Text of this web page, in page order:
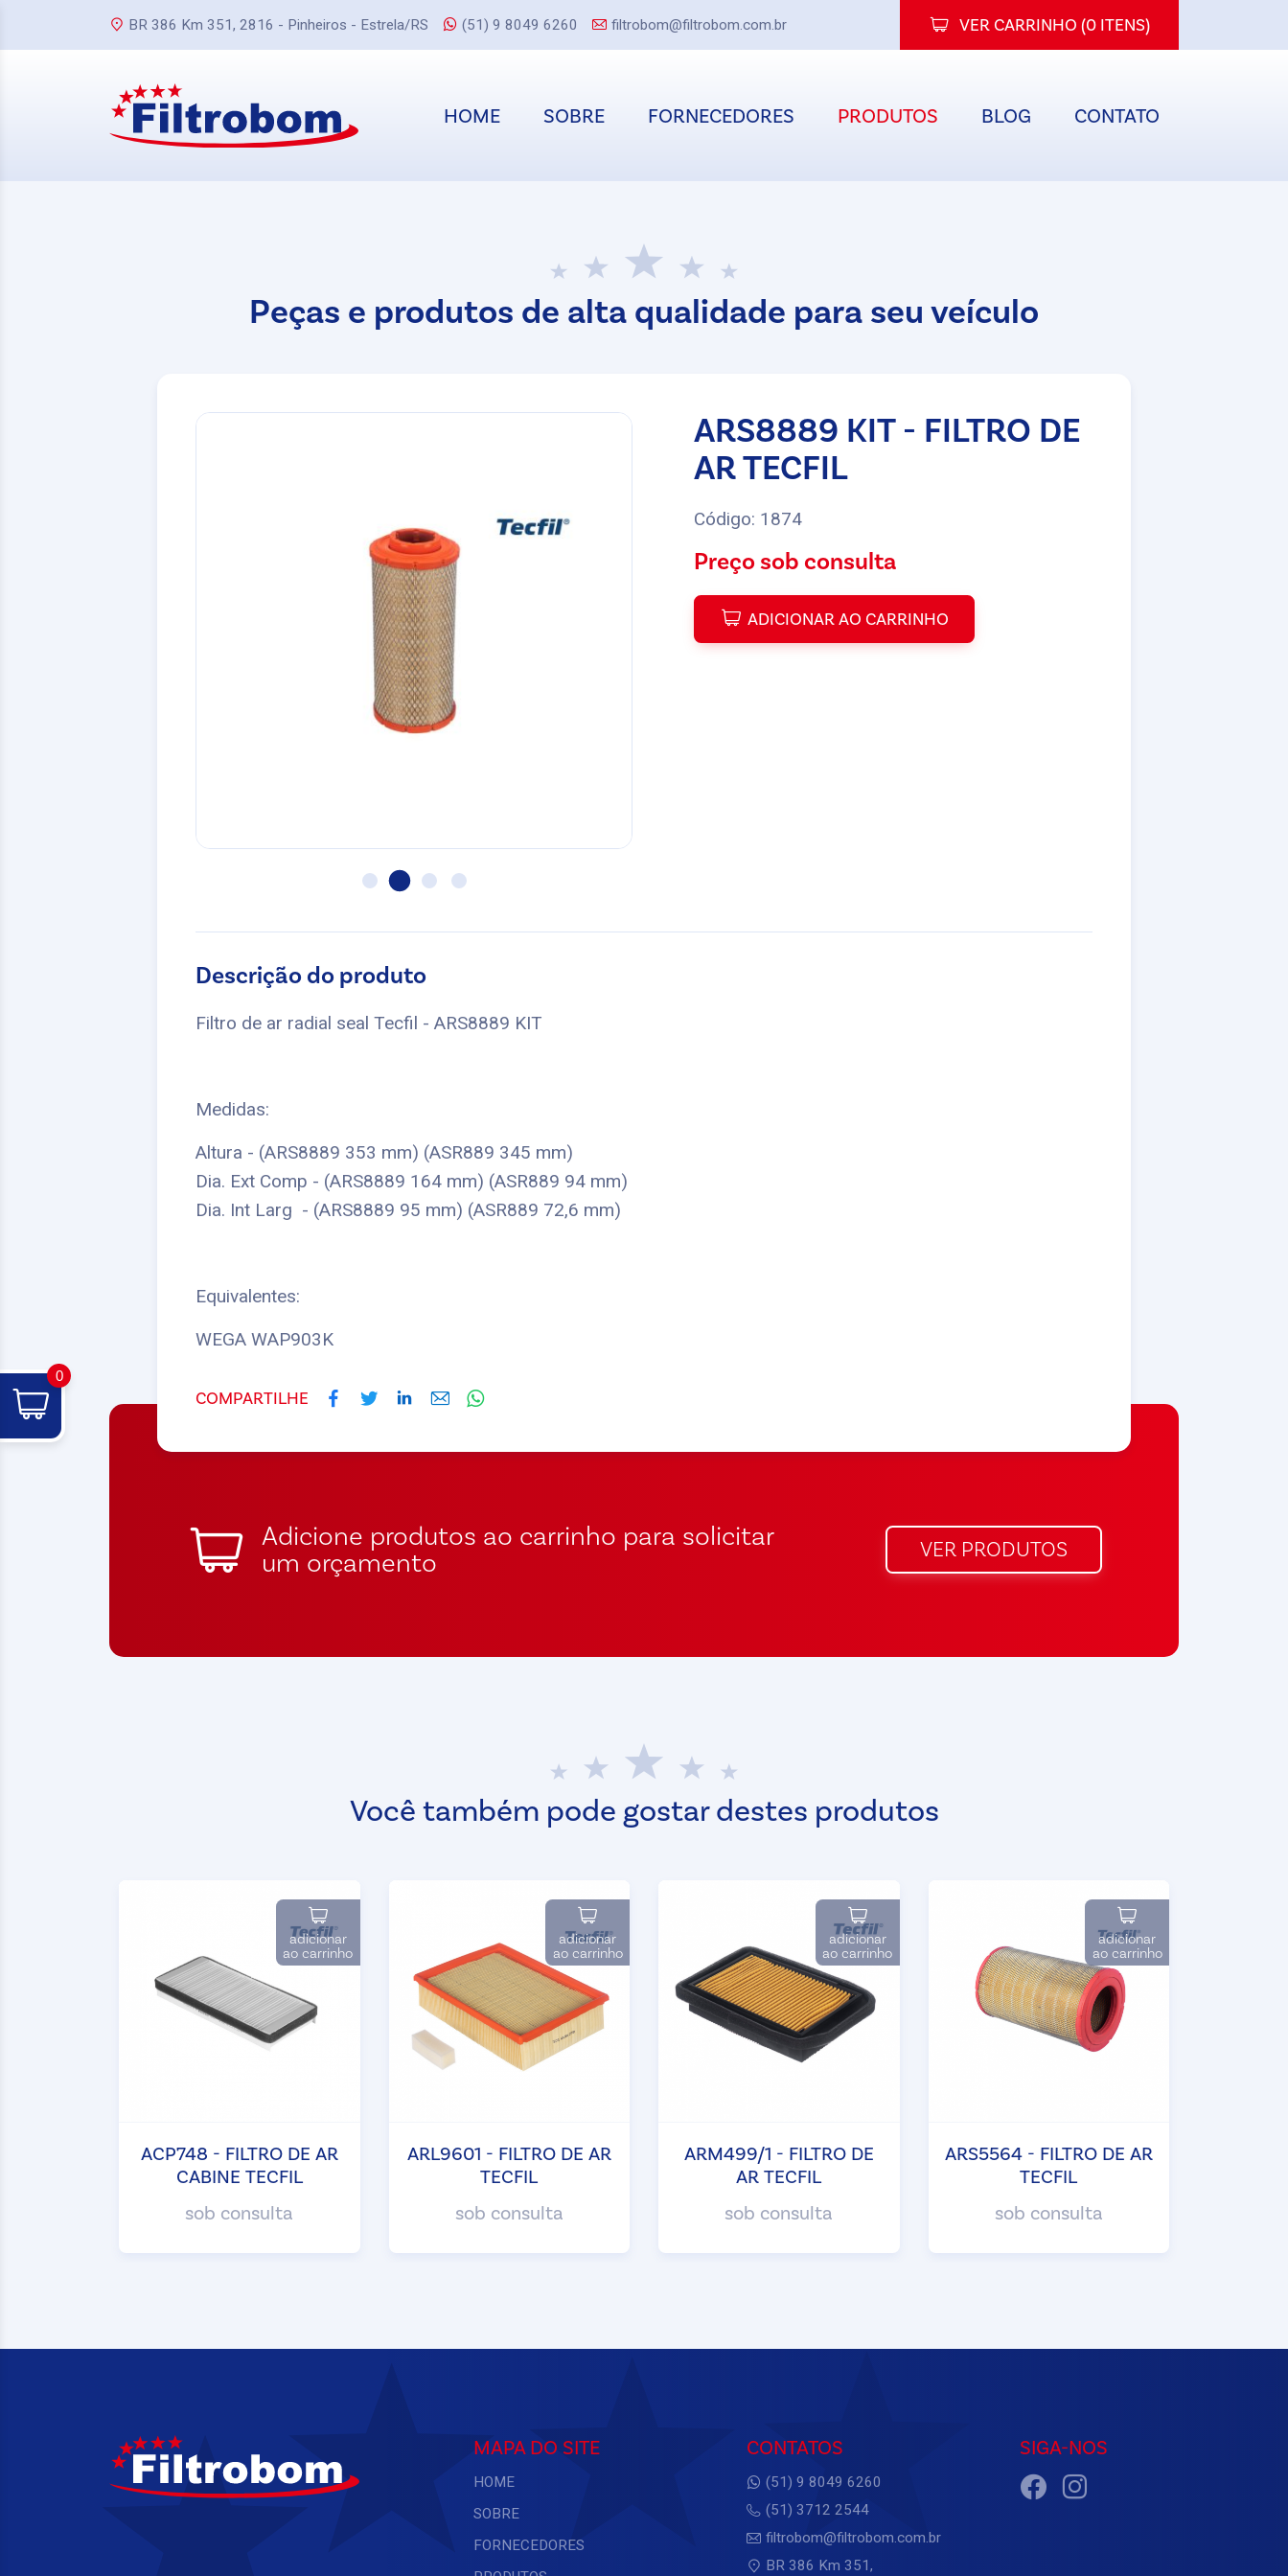
BR 386 Km 351, 2816 - Pinheiros - Estrela/RS (51) 9 8049 6260 filtrobom@filtrobom.com.br VER CARRINHO (0 ITENS)
HOME SOBRE FORNECEDORES PRODUTOS BLOG CONTATO
Peças e produtos de alta qualidade para seu veículo
ARS8889 KIT - FILTRO DE
AR TECFIL
Código: 1874
Preço sob consulta
ADICIONAR AO CARRINHO
Descrição do produto
Filtro de ar radial seal Tecfil - ARS8889 KIT
Medidas:
Altura - (ARS8889 353 mm) (ASR889 345 mm)
Dia. Ext Comp - (ARS8889 164 mm) (ASR889 94 mm)
Dia. Int Larg - (ARS8889 95 mm) (ASR889 72,6 mm)
Equivalentes:
WEGA WAP903K
COMPARTILHE
Adicione produtos ao carrinho para solicitar
um orçamento
VER PRODUTOS
Você também pode gostar destes produtos
adicionar
ao carrinho
ACP748 - FILTRO DE AR
CABINE TECFIL
sob consulta
adicionar
ao carrinho
ARL9601 - FILTRO DE AR
TECFIL
sob consulta
adicionar
ao carrinho
ARM499/1 - FILTRO DE
AR TECFIL
sob consulta
adicionar
ao carrinho
ARS5564 - FILTRO DE AR
TECFIL
sob consulta
MAPA DO SITE
HOME
SOBRE
FORNECEDORES
CONTATOS
(51) 9 8049 6260
(51) 3712 2544
filtrobom@filtrobom.com.br
BR 386 Km 351,
SIGA-NOS
0